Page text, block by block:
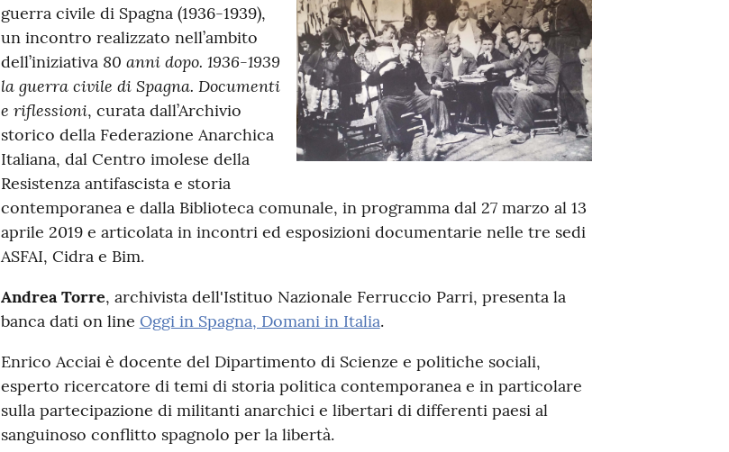
guerra civile di Spagna (1936-1939),
un incontro realizzato nell’ambito
dell’iniziativa 80 anni dopo. 1936-1939
la guerra civile di Spagna. Documenti
e riflessioni, curata dall’Archivio
storico della Federazione Anarchica
Italiana, dal Centro imolese della
Resistenza antifascista e storia
contemporanea e dalla Biblioteca comunale, in programma dal 27 marzo al 13
aprile 2019 e articolata in incontri ed esposizioni documentarie nelle tre sedi
ASFAI, Cidra e Bim.
Andrea Torre, archivista dell'Istituo Nazionale Ferruccio Parri, presenta la
banca dati on line Oggi in Spagna, Domani in Italia.
Enrico Acciai è docente del Dipartimento di Scienze e politiche sociali,
esperto ricercatore di temi di storia politica contemporanea e in particolare
sulla partecipazione di militanti anarchici e libertari di differenti paesi al
sanguinoso conflitto spagnolo per la libertà.